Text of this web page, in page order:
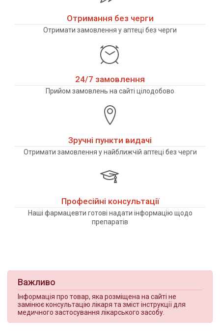
Отримання без черги
Отримати замовлення у аптеці без черги
24/7 замовлення
Прийом замовлень на сайті цілодобово
Зручні пункти видачі
Отримати замовлення у найближчій аптеці без черги
Професійні консультації
Наші фармацевти готові надати інформацію щодо
препаратів
Важливо
Інформація про товар, яка розміщена на сайті не
замінює консультацію лікаря та зміст інструкції для
медичного застосування лікарського засобу.